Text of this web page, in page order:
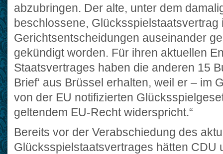
abzubringen. Der alte, unter dem
beschlossene, Glücksspielstaatsvertrag
Gerichtsentscheidungen auseinander
gekündigt worden. Für ihren aktuellen
Staatsvertrages haben die anderen 15
Brief‘ aus Brüssel erhalten, weil er – im
von der EU notifizierten
geltendem EU-Recht widerspricht.“
Bereits vor der Verabschiedung des
Glücksspielstaatsvertrages hätten CDU